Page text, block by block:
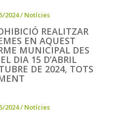
2024/ Notícies
REALITZAR
EN AQUEST
MUNICIPAL DES
DIA 15 D’ABRIL
DE 2024, TOTS
2024/ Notícies